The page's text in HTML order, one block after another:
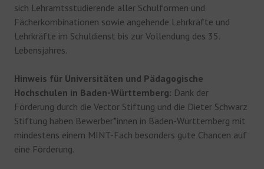
sich Lehramtsstudierende aller Schulformen und
Fächerkombinationen sowie angehende Lehrkräfte und
Lehrkräfte im Schuldienst bis zur Vollendung des 35.
Lebensjahres.
Hinweis für Universitäten und Pädagogische
Hochschulen in Baden-Württemberg: Dank der
Förderung durch die Vector Stiftung und die Dieter Schwarz
Stiftung haben Bewerber*innen in Baden-Württemberg mit
mindestens einem MINT-Fach besonders gute Chancen auf
eine Förderung.